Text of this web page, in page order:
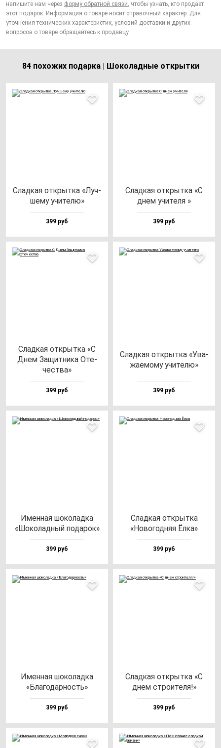
напишите нам через форму обратной связи, чтобы узнать, кто продает
этот подарок. Информация о товаре носит справочный характер. Для
уточнения технических характеристик, условий доставки и других
вопросов о товаре обращайтесь к продавцу.
84 похожих подарка | Шоколадные открытки
Слад­кая от­крыт­ка «Луч­
ше­му учи­те­лю»
399 руб
Слад­кая от­крыт­ка «С
днем учи­те­ля »
399 руб
Слад­кая от­крыт­ка «С
Днем Защит­ни­ка Оте­
чес­тва»
399 руб
Слад­кая от­крыт­ка «Ува­
жа­емо­му учи­те­лю»
399 руб
Имен­ная шо­ко­лад­ка
«Шоко­лад­ный по­да­рок»
399 руб
Слад­кая от­крыт­ка
«Ново­год­няя Ёлка»
399 руб
Имен­ная шо­ко­лад­ка
«Бла­го­дар­ность»
399 руб
Слад­кая от­крыт­ка «С
днем стро­ите­ля!»
399 руб